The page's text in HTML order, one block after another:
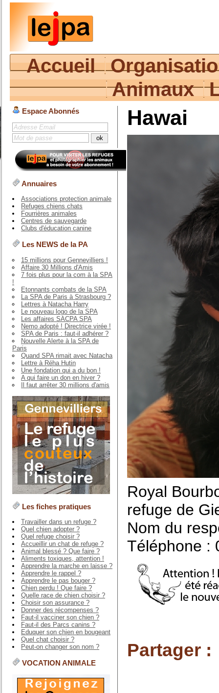
Accueil
Animaux
Espace Abonnés
Annuaires
Associations protection animale
Refuges chiens chats
Fourrières animales
Centres de sauvegarde
Clubs d'éducation canine
Les NEWS de la PA
15 millions pour Gennevilliers !
Affaire 30 Millions d'Amis
7 fois plus pour la com à la SPA
!
Etonnants combats de la SPA
La SPA de Paris à Strasbourg ?
Lettres à Natacha Harry
Le nouveau logo de la SPA
Les affaires SACPA SPA
Nemo adopté ! Directrice virée !
SPA de Paris : faut-il adhérer ?
Nouvelle Alerte à la SPA de
Paris
Quand SPA rimait avec Natacha
Lettre à Réha Hutin
Une fondation qui a du bon !
A qui faire un don en hiver ?
Il faut arrêter 30 millions d'amis
Les fiches pratiques
Travailler dans un refuge ?
Quel chien adopter ?
Quel refuge choisir ?
Accueillir un chat de refuge ?
Animal blessé ? Que faire ?
Aliments toxiques, attention !
Apprendre la marche en laisse ?
Apprendre le rappel ?
Apprendre le pas bouger ?
Chien perdu ! Que faire ?
Quelle race de chien choisir ?
Choisir son assurance ?
Donner des récompenses ?
Faut-il vacciner son chien ?
Faut-il des Parcs canins ?
Eduquer son chien en bougeant
Quel chat choisir ?
Peut-on changer son nom ?
VOCATION ANIMALE
Hawai
Royal
refuge de
Nom du
Téléphone :
Partager :